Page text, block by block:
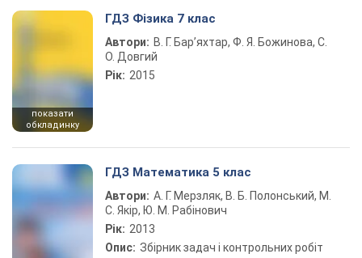
показати
обкладинку
ГДЗ Фізика 7 клас
Автори: В. Г. Бар’яхтар, Ф. Я. Божинова, С.
О. Довгий
Рік: 2015
ГДЗ Математика 5 клас
Автори: А. Г. Мерзляк, В. Б. Полонський, М.
С. Якір, Ю. М. Рабінович
Рік: 2013
Опис: Збірник задач і контрольних робіт